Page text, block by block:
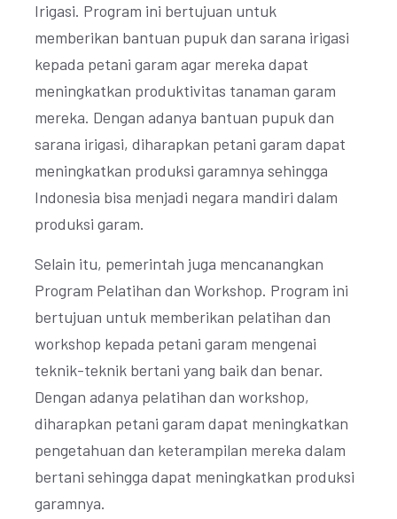
Irigasi. Program ini bertujuan untuk
memberikan bantuan pupuk dan sarana irigasi
kepada petani garam agar mereka dapat
meningkatkan produktivitas tanaman garam
mereka. Dengan adanya bantuan pupuk dan
sarana irigasi, diharapkan petani garam dapat
meningkatkan produksi garamnya sehingga
Indonesia bisa menjadi negara mandiri dalam
produksi garam.
Selain itu, pemerintah juga mencanangkan
Program Pelatihan dan Workshop. Program ini
bertujuan untuk memberikan pelatihan dan
workshop kepada petani garam mengenai
teknik-teknik bertani yang baik dan benar.
Dengan adanya pelatihan dan workshop,
diharapkan petani garam dapat meningkatkan
pengetahuan dan keterampilan mereka dalam
bertani sehingga dapat meningkatkan produksi
garamnya.